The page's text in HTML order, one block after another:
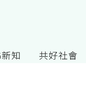
知 共好社會